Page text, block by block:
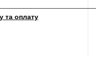
та оплату